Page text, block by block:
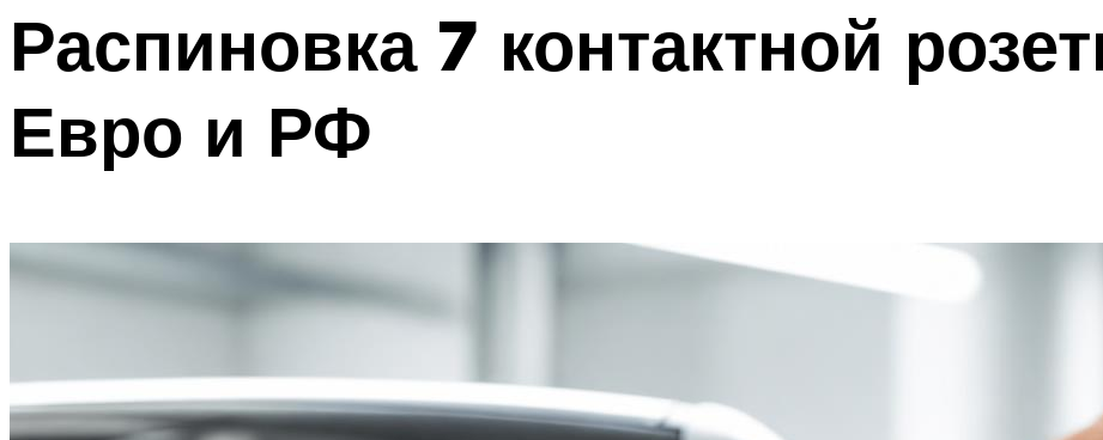
Распиновка 7 контактной
Евро и РФ